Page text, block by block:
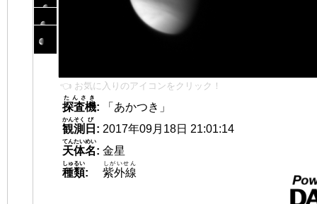
👈 お気に入りのアイコンをクリック！
探査機
たんさき
:
「あかつき」
観測
かんそく
日
び
: 2017年09月18日 21:01:14
天体名
てんたいめい
: 金星
種類
しゅるい
: 紫外線
しがいせん